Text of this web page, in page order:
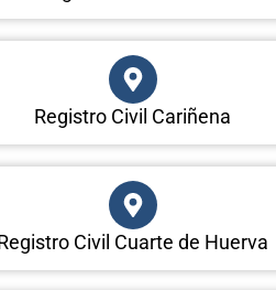
Registro Civil Cariñena
Civil Cuarte de Huerva